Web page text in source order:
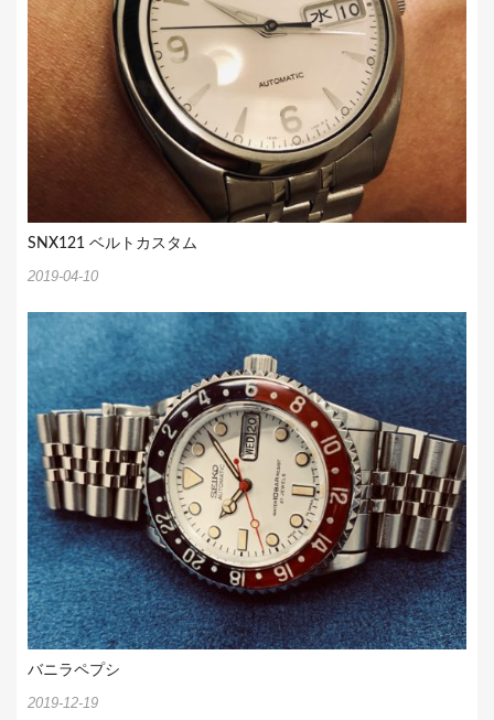
SNX121 ベルトカスタム
2019-04-10
バニラペプシ
2019-12-19